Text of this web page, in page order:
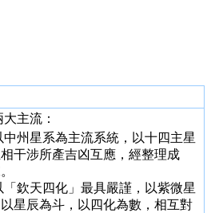
主流：
州星系為主流系統，以十四主星
干涉所產吉凶互應，經整理成
欽天四化」最具嚴謹，以紫微星
星辰為斗，以四化為數，相互對